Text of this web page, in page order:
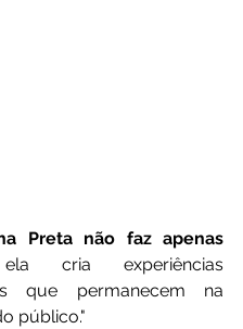
Preta não faz apenas
cria experiências
que permanecem na
público."